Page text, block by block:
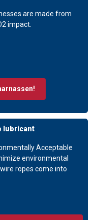
are made from
impact.
lubricant
Acceptable
environmental
ropes come into